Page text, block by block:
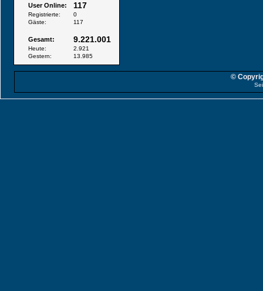
User Online: 117
Registrierte:
0
Gäste:
117
Gesamt: 9.221.001
Heute:
2.921
Gestern:
13.985
©